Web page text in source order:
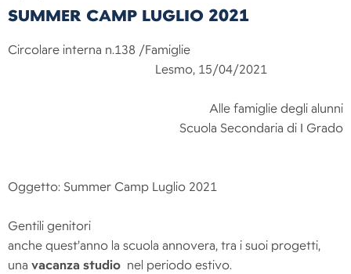
SUMMER CAMP LUGLIO 2021
Circolare interna n.138 /Famiglie
Lesmo, 15/04/2021
Alle famiglie degli alunni
Scuola Secondaria di I Grado
Oggetto: Summer Camp Luglio 2021
Gentili genitori
anche quest’anno la scuola annovera, tra i suoi progetti,
una vacanza studio nel periodo estivo.